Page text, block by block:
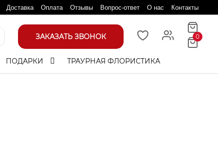
Доставка Оплата Отзывы Вопрос-ответ О нас Контакты
ЗАКАЗАТЬ ЗВОНОК 0
ПОДАРКИ ТРАУРНАЯ ФЛОРИСТИКА